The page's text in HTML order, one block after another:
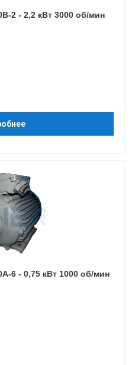
2 - 2,2 кВт 3000 об/мин
6 - 0,75 кВт 1000 об/мин